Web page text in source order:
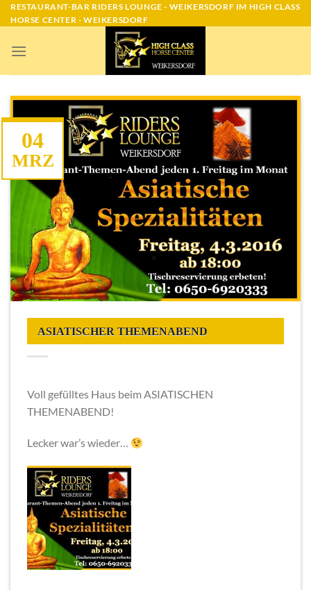
Skip
to
RESTAURANT-BAR RIDERS LOUNGE - WEIKERSDORF IM HIGH CLASS
HORSE CENTER - WEIKERSDORF
04
MRZ
ASIATISCHER THEMENABEND
Voll gefülltes Haus beim ASIATISCHEN
THEMENABEND!
Lecker war’s wieder…